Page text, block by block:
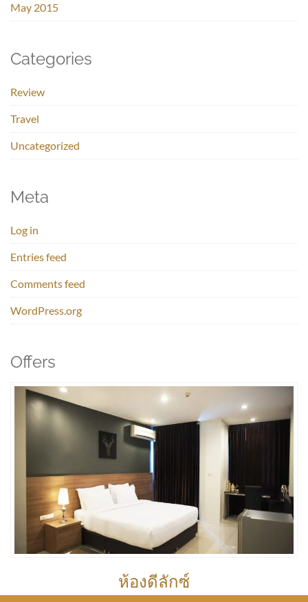
May 2015
Categories
Review
Travel
Uncategorized
Meta
Log in
Entries feed
Comments feed
WordPress.org
Offers
ห้องดีลักซ์